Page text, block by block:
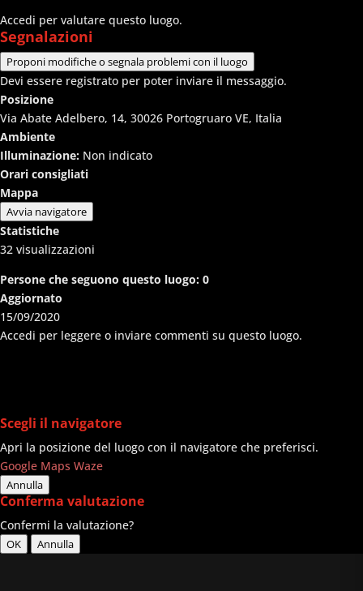
Accedi per valutare questo luogo.
Segnalazioni
Proponi modifiche o segnala problemi con il luogo
Devi essere registrato per poter inviare il messaggio.
Posizione
Via Abate Adelbero, 14, 30026 Portogruaro VE, Italia
Ambiente
Illuminazione: Non indicato
Orari consigliati
Mappa
Avvia navigatore
Statistiche
32 visualizzazioni
Persone che seguono questo luogo: 0
Aggiornato
15/09/2020
Accedi per leggere o inviare commenti su questo luogo.
Scegli il navigatore
Apri la posizione del luogo con il navigatore che preferisci.
Google Maps Waze
Annulla
Conferma valutazione
Confermi la valutazione?
OK Annulla